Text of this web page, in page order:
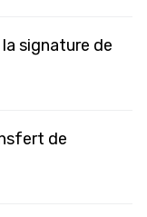
signature de
de